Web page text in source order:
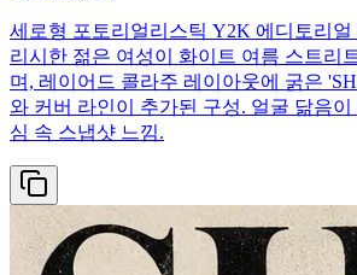
세로형 포토리얼리스틱 Y2K 에디토리얼
리시한 젊은 여성이 화이트 여름 스트리
며, 레이어드 콜라주 레이아웃에 굵은
와 커버 라인이 추가된 구성. 얼굴 닮음
심 속 스냅샷 느낌.